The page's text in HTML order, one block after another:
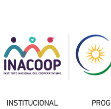
INSTITUCIONAL